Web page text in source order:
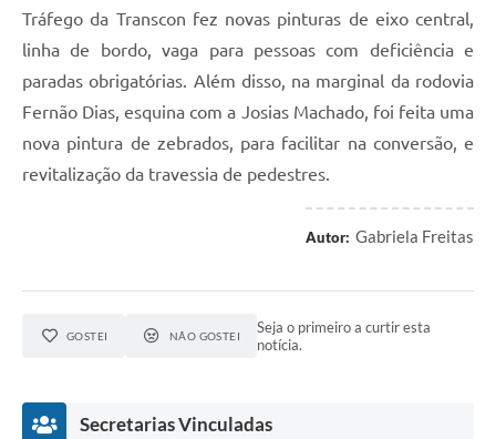
Tráfego da Transcon fez novas pinturas de eixo central,
linha de bordo, vaga para pessoas com deficiência e
paradas obrigatórias. Além disso, na marginal da rodovia
Fernão Dias, esquina com a Josias Machado, foi feita uma
nova pintura de zebrados, para facilitar na conversão, e
revitalização da travessia de pedestres.
Autor: Gabriela Freitas
GOSTEI NÃO GOSTEI
Seja o primeiro a curtir esta
notícia.
Secretarias Vinculadas